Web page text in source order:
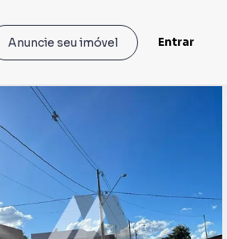
Anuncie seu imóvel Entrar